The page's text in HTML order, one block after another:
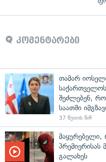
კომენტარები
თამარ
შეძლებენ,
საათში
37 წუთის წინ
მაყურებელი,
გალახეს